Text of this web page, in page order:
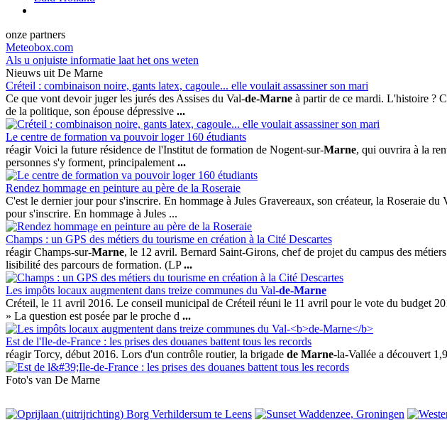
onze partners
Meteobox.com
Als u onjuiste informatie laat het ons weten
Nieuws uit De Marne
Créteil : combinaison noire, gants latex, cagoule... elle voulait assassiner son mari
Ce que vont devoir juger les jurés des Assises du Val-de-Marne à partir de ce mardi. L'histoire ?
de la politique, son épouse dépressive ...
Le centre de formation va pouvoir loger 160 étudiants
réagir Voici la future résidence de l'Institut de formation de Nogent-sur-Marne, qui ouvrira à la
personnes s'y forment, principalement ...
Rendez hommage en peinture au père de la Roseraie
C'est le dernier jour pour s'inscrire. En hommage à Jules Gravereaux, son créateur, la Roseraie du
pour s'inscrire. En hommage à Jules ...
Champs : un GPS des métiers du tourisme en création à la Cité Descartes
réagir Champs-sur-Marne, le 12 avril. Bernard Saint-Girons, chef de projet du campus des
lisibilité des parcours de formation. (LP...
Les impôts locaux augmentent dans treize communes du Val-de-Marne
Créteil, le 11 avril 2016. Le conseil municipal de Créteil réuni le 11 avril pour le vote du budget
» La question est posée par le proche d ...
Est de l'Ile-de-France : les prises des douanes battent tous les records
réagir Torcy, début 2016. Lors d'un contrôle routier, la brigade de Marne-la-Vallée a découvert
Foto's van De Marne